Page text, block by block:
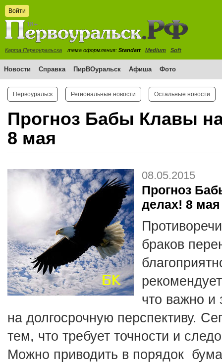
Войти
Карта Первоуральска тема оформления: Standart Medium Soft
Новости Справка ПирВОуральск Афиша Фото
Первоуральск Региональные новости Остальные новости
Прогноз Бабы Клавы
8 мая
08.05.2015
Прогноз
делах! 8 мая
браков
что важно и
на долгосрочную перспективу.
тем, что требует точности и
Можно приводить в порядок